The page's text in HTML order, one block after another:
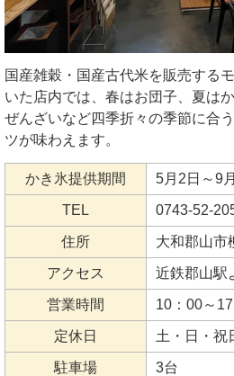
国産雑穀・国産古代米を販売する
いた店内では、春はお団子、夏は
ぜんざいなど四季折々の季節に合
ツが味わえます。
かき氷提供期間 5月2日～9
TEL 0743-52-
住所 大和郡山市
アクセス 近鉄郡山駅
営業時間 10：00～
定休日 土・日・祝
駐車場 3台